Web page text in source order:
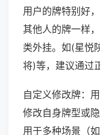
用户的牌特别好
其他人的牌一样
类外挂。如(星悦
将)等，建议通过
自定义修改牌：
修改自身牌型或
用于多种场景（